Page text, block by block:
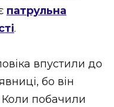
патрульна
.
впустили до
бо він
побачили